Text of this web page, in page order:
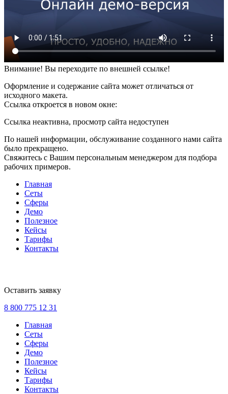
Внимание! Вы переходите по внешней ссылке!
Оформление и содержание сайта может отличаться от
исходного макета.
Ссылка откроется в новом окне:
Ссылка неактивна, просмотр сайта недоступен
По нашей информации, обслуживание созданного нами сайта
было прекращено.
Свяжитесь с Вашим персональным менеджером для подбора
рабочих примеров.
Главная
Сеты
Сферы
Демо
Полезное
Кейсы
Тарифы
Контакты
Оставить заявку
8 800 775 12 31
Главная
Сеты
Сферы
Демо
Полезное
Кейсы
Тарифы
Контакты